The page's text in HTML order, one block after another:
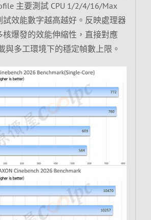
主要測試 CPU 1/2/4/16/Max
試效能數字越高越好。反映處理器
核爆發的效能伸縮性，直接對應
與多工環境下的穩定幀數上限。